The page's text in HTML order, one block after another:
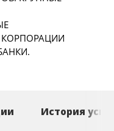
КОРПОРАЦИИ
История